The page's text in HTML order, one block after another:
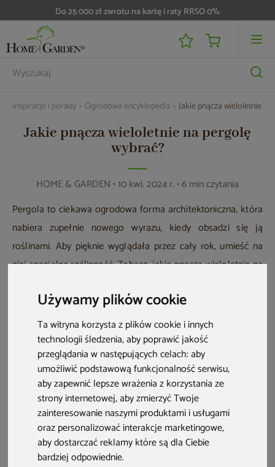
Używamy plików cookie
Ta witryna korzysta z plików cookie i innych
technologii śledzenia, aby poprawić jakość
przeglądania w następujących celach:aby
umożliwić podstawową funkcjonalność serwisu,
aby zapewnić lepsze wrażenia z korzystania ze
strony internetowej,aby zmierzyć Twoje
zainteresowanie naszymi produktami i usługami
oraz personalizować interakcje marketingowe,
aby dostarczać reklamy które są dla Ciebie
bardziej odpowiednie.
Do 25 000 zł zwrotu na kartę i raty RRSO 0%
Inspiracje i porady Ogrodowa encyklopedia Jakie pnącza wieloletnie
Jakie pnącza wieloletnie na pergolę
wybrać?
HOME & GARDEN• 10 kwi. 2024 r. • 6 min czytania
Pergola to ciekawa ogrodowa forma architektoniczna, która
nabiera zupełnie nowego wyrazu, kiedy obsadzi się ją
roślinami. Aby pięknie wyglądała przez cały rok, umieść na
niej specjalną roślinność. Zobacz, jakie pnącza wieloletnie na